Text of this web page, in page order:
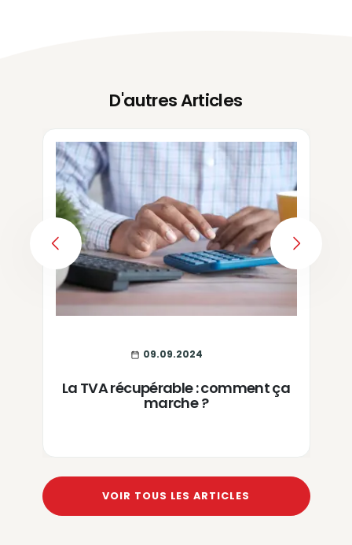
D'autres Articles
09.09.2024
La TVA récupérable : comment ça
marche ?
PREVIOUS
VOIR TOUS LES ARTICLES